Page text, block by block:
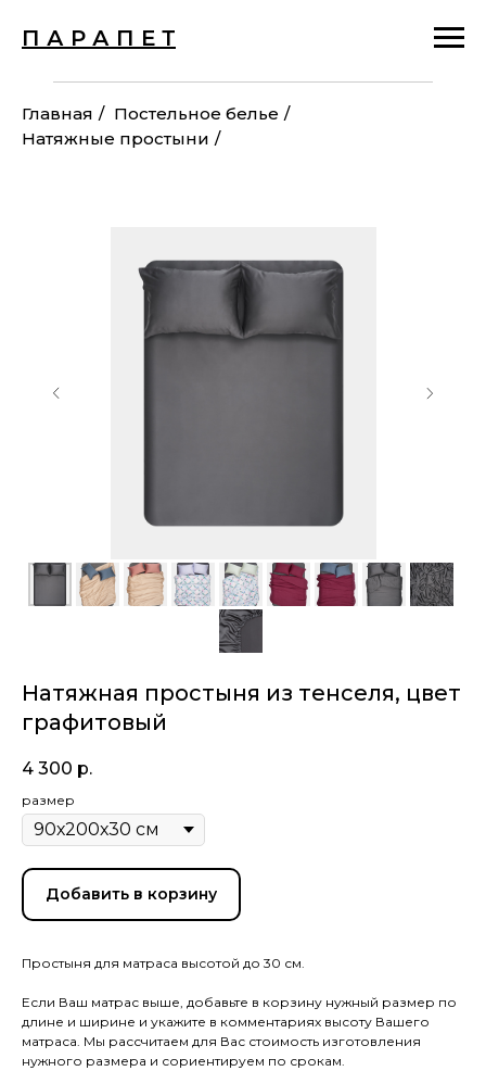
П А Р А П Е Т
Главная / Постельное белье /
Натяжные простыни /
Натяжная простыня из тенселя, цвет
графитовый
4 300 р.
размер
Добавить в корзину
Простыня для матраса высотой до 30 см.
Если Ваш матрас выше, добавьте в корзину нужный размер по
длине и ширине и укажите в комментариях высоту Вашего
матраса. Мы рассчитаем для Вас стоимость изготовления
нужного размера и сориентируем по срокам.